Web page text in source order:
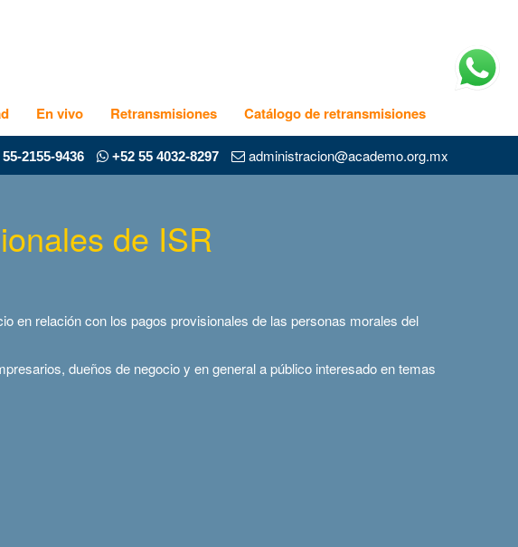
En vivo Retransmisiones Catálogo de retransmisiones
55-2155-9436 +52 55 4032-8297 administracion@academo.org.mx
de ISR
en relación con los pagos provisionales de las personas morales del
dueños de negocio y en general a público interesado en temas